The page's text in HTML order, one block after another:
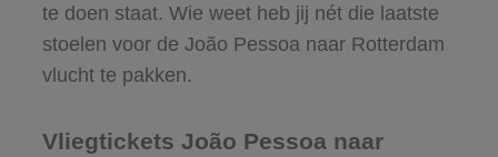
te doen staat. Wie weet heb jij nét die laatste
stoelen voor de João Pessoa naar Rotterdam
vlucht te pakken.
Vliegtickets João Pessoa naar